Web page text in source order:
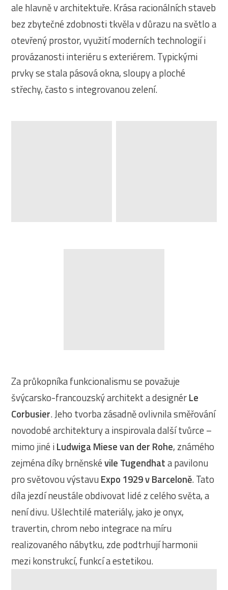
ale hlavně v architektuře. Krása racionálních staveb
bez zbytečné zdobnosti tkvěla v důrazu na světlo a
otevřený prostor, využití moderních technologií i
provázanosti interiéru s exteriérem. Typickými
prvky se stala pásová okna, sloupy a ploché
střechy, často s integrovanou zelení.
Za průkopníka funkcionalismu se považuje
švýcarsko-francouzský architekt a designérLe
Corbusier. Jeho tvorba zásadně ovlivnila směřování
novodobé architektury a inspirovala další tvůrce –
mimo jiné iLudwiga Miese van der Rohe, známého
zejména díky brněnskévile Tugendhata pavilonu
pro světovou výstavuExpo 1929 v Barceloně. Tato
díla jezdí neustále obdivovat lidé z celého světa, a
není divu. Ušlechtilé materiály, jako je onyx,
travertin, chrom nebo integrace na míru
realizovaného nábytku, zde podtrhují harmonii
mezi konstrukcí, funkcí a estetikou.